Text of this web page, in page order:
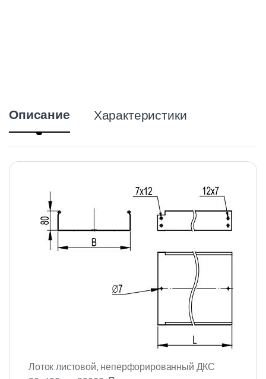
Описание Характеристики
Лоток листовой, неперфорированный ДКС